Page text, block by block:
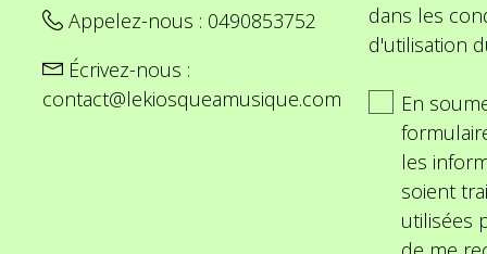
Appelez-nous : 0490853752
Écrivez-nous :
contact@lekiosqueamusique.com
dans les
d'utilisation
En
les
soient
utilisées